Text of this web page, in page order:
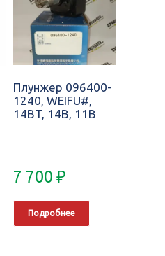
Плунжер 096400-
1240, WEIFU#,
14BT, 14B, 11B
7 700₽
Подробнее